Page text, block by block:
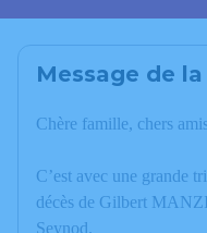
Message de
Chère famille, chers
C’est avec une grande
décès de Gilbert
Seynod.